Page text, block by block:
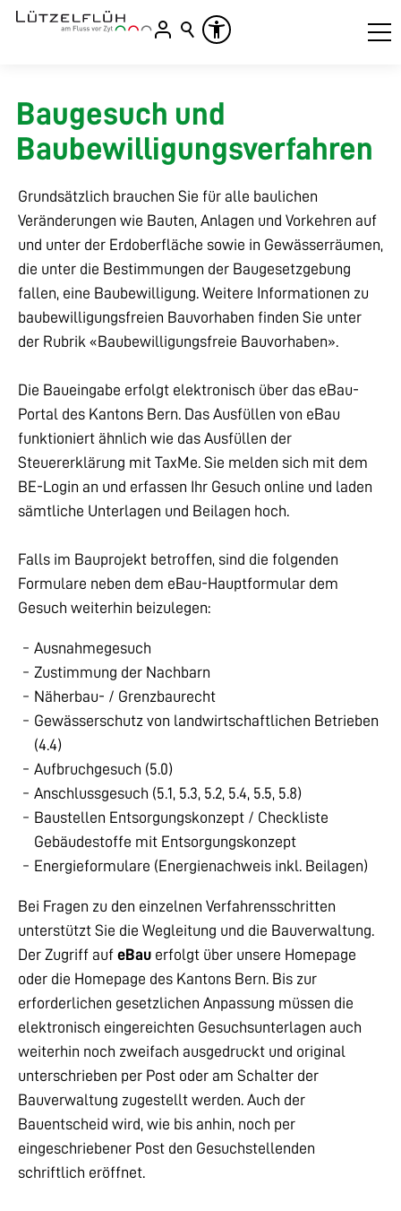
Baugesuch und
Baubewilligungsverfahren
Grundsätzlich brauchen Sie für alle baulichen
Veränderungen wie Bauten, Anlagen und Vorkehren auf
und unter der Erdoberfläche sowie in Gewässerräumen,
die unter die Bestimmungen der Baugesetzgebung
fallen, eine Baubewilligung. Weitere Informationen zu
baubewilligungsfreien Bauvorhaben finden Sie unter
der Rubrik «Baubewilligungsfreie Bauvorhaben».
Die Baueingabe erfolgt elektronisch über das eBau-
Portal des Kantons Bern. Das Ausfüllen von eBau
funktioniert ähnlich wie das Ausfüllen der
Steuererklärung mit TaxMe. Sie melden sich mit dem
BE-Login an und erfassen Ihr Gesuch online und laden
sämtliche Unterlagen und Beilagen hoch.
Falls im Bauprojekt betroffen, sind die folgenden
Formulare neben dem eBau-Hauptformular dem
Gesuch weiterhin beizulegen:
Ausnahmegesuch
Zustimmung der Nachbarn
Näherbau- / Grenzbaurecht
Gewässerschutz von landwirtschaftlichen Betrieben
(4.4)
Aufbruchgesuch (5.0)
Anschlussgesuch (5.1, 5.3, 5.2, 5.4, 5.5, 5.8)
Baustellen Entsorgungskonzept / Checkliste
Gebäudestoffe mit Entsorgungskonzept
Energieformulare (Energienachweis inkl. Beilagen)
Bei Fragen zu den einzelnen Verfahrensschritten
unterstützt Sie die Wegleitung und die Bauverwaltung.
Der Zugriff auf eBau erfolgt über unsere Homepage
oder die Homepage des Kantons Bern. Bis zur
erforderlichen gesetzlichen Anpassung müssen die
elektronisch eingereichten Gesuchsunterlagen auch
weiterhin noch zweifach ausgedruckt und original
unterschrieben per Post oder am Schalter der
Bauverwaltung zugestellt werden. Auch der
Bauentscheid wird, wie bis anhin, noch per
eingeschriebener Post den Gesuchstellenden
schriftlich eröffnet.